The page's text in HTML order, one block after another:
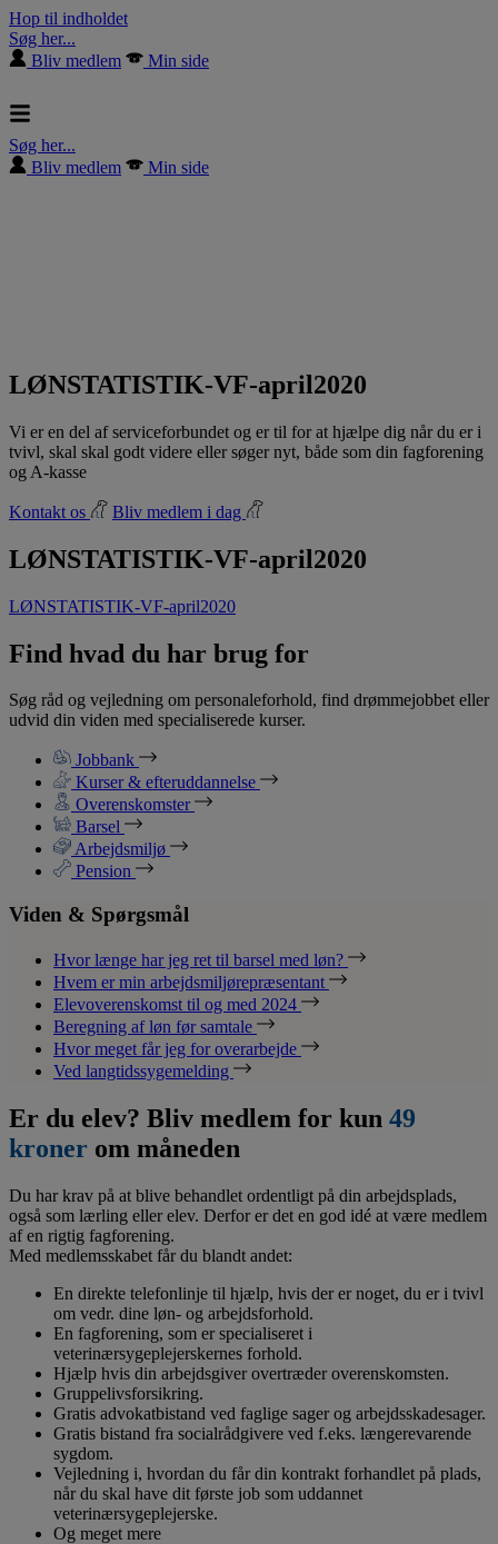
Hop til indholdet
Søg her...
Bliv medlem
Min side
Søg her...
Bliv medlem
Min side
LØNSTATISTIK-VF-april2020
Vi er en del af serviceforbundet og er til for at hjælpe dig når du er i
tvivl, skal skal godt videre eller søger nyt, både som din fagforening
og A-kasse
Kontakt os Bliv medlem i dag
LØNSTATISTIK-VF-april2020
LØNSTATISTIK-VF-april2020
Find hvad du har brug for
Søg råd og vejledning om personaleforhold, find drømmejobbet eller
udvid din viden med specialiserede kurser.
Jobbank
Kurser & efteruddannelse
Overenskomster
Barsel
Arbejdsmiljø
Pension
Viden & Spørgsmål
Hvor længe har jeg ret til barsel med løn?
Hvem er min arbejdsmiljørepræsentant
Elevoverenskomst til og med 2024
Beregning af løn før samtale
Hvor meget får jeg for overarbejde
Ved langtidssygemelding
Er du elev? Bliv medlem for kun 49
kroner om måneden
Du har krav på at blive behandlet ordentligt på din arbejdsplads,
også som lærling eller elev. Derfor er det en god idé at være medlem
af en rigtig fagforening.
Med medlemsskabet får du blandt andet:
En direkte telefonlinje til hjælp, hvis der er noget, du er i tvivl
om vedr. dine løn- og arbejdsforhold.
En fagforening, som er specialiseret i
veterinærsygeplejerskernes forhold.
Hjælp hvis din arbejdsgiver overtræder overenskomsten.
Gruppelivsforsikring.
Gratis advokatbistand ved faglige sager og arbejdsskadesager.
Gratis bistand fra socialrådgivere ved f.eks. længerevarende
sygdom.
Vejledning i, hvordan du får din kontrakt forhandlet på plads,
når du skal have dit første job som uddannet
veterinærsygeplejerske.
Og meget mere